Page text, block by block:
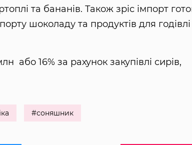
та бананів. Також зріс імпорт
шоколаду та продуктів для годівлі
або 16% за рахунок закупівлі сирів,
#соняшник